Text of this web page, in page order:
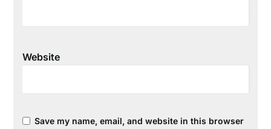
Website
Save my name, email, and website in this browser